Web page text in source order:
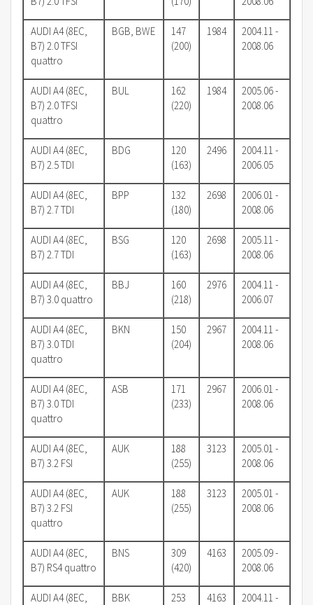
AUDI A4 (8EC,
B7) 2.0 TFSI
quattro
BGB, BWE
147
(200)
1984
2004.11 -
2008.06
AUDI A4 (8EC,
B7) 2.0 TFSI
quattro
BUL
162
(220)
1984
2005.06 -
2008.06
AUDI A4 (8EC,
B7) 2.5 TDI
BDG
120
(163)
2496
2004.11 -
2006.05
AUDI A4 (8EC,
B7) 2.7 TDI
BPP
132
(180)
2698
2006.01 -
2008.06
AUDI A4 (8EC,
B7) 2.7 TDI
BSG
120
(163)
2698
2005.11 -
2008.06
AUDI A4 (8EC,
B7) 3.0 quattro
BBJ
160
(218)
2976
2004.11 -
2006.07
AUDI A4 (8EC,
B7) 3.0 TDI
quattro
BKN
150
(204)
2967
2004.11 -
2008.06
AUDI A4 (8EC,
B7) 3.0 TDI
quattro
ASB
171
(233)
2967
2006.01 -
2008.06
AUDI A4 (8EC,
B7) 3.2 FSI
AUK
188
(255)
3123
2005.01 -
2008.06
AUDI A4 (8EC,
B7) 3.2 FSI
quattro
AUK
188
(255)
3123
2005.01 -
2008.06
AUDI A4 (8EC,
B7) RS4 quattro
BNS
309
(420)
4163
2005.09 -
2008.06
AUDI A4 (8EC,
BBK
253
4163
2004.11 -